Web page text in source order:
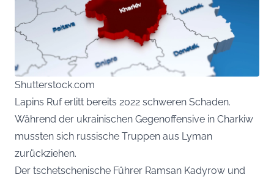
Shutterstock.com
Lapins Ruf erlitt bereits 2022 schweren Schaden.
Während der ukrainischen Gegenoffensive in Charkiw
mussten sich russische Truppen aus Lyman
zurückziehen.
Der tschetschenische Führer Ramsan Kadyrow und